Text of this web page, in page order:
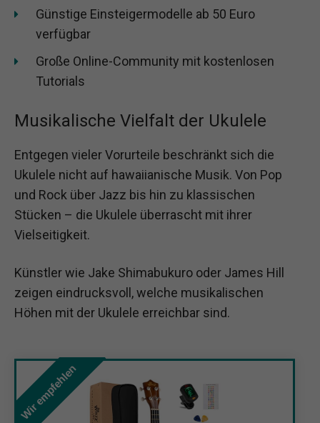
Günstige Einsteigermodelle ab 50 Euro
verfügbar
Große Online-Community mit kostenlosen
Tutorials
Musikalische Vielfalt der Ukulele
Entgegen vieler Vorurteile beschränkt sich die
Ukulele nicht auf hawaiianische Musik. Von Pop
und Rock über Jazz bis hin zu klassischen
Stücken – die Ukulele überrascht mit ihrer
Vielseitigkeit.
Künstler wie Jake Shimabukuro oder James Hill
zeigen eindrucksvoll, welche musikalischen
Höhen mit der Ukulele erreichbar sind.
Wir empfehlen